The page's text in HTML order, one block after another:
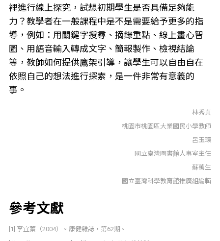
裡進行線上探究，試想初期學生是否具備足夠能
力？教學者在一般課程中是不是需要給予更多的指
導，例如：用關鍵字搜尋、摘錄重點、線上畫心智
圖、用語音輸入轉成文字、簡報製作、檢視結論
等，教師如何提供鷹架引導，讓學生可以自由自在
依照自己的想法進行探索，是一件非常有意義的
事。
林秀貞
桃園市桃園區大業國民小學教師
呂玉環
國立臺灣圖書館人事室主任
蘇萬生
國立臺灣科學教育館推廣組編輯
參考文獻
[1] 李宜蓁（2004）。康健雜誌，第62期。